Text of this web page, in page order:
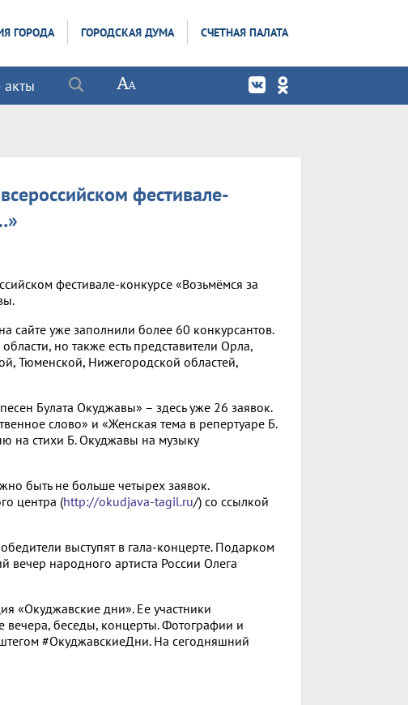
ГОРОДА ГОРОДСКАЯ ДУМА СЧЕТНАЯ ПАЛАТА
фестивале-
фестивале-конкурсе «Возьмёмся за
сайте уже заполнили более 60 конкурсантов.
но также есть представители Орла,
Тюменской, Нижегородской областей,
Булата Окуджавы» – здесь уже 26 заявок.
слово» и «Женская тема в репертуаре Б.
на стихи Б. Окуджавы на музыку
быть не больше четырех заявок.
центра (http://okudjava-tagil.ru/) со ссылкой
выступят в гала-концерте. Подарком
вечер народного артиста России Олега
«Окуджавские дни». Ее участники
вечера, беседы, концерты. Фотографии и
#ОкуджавскиеДни. На сегодняшний